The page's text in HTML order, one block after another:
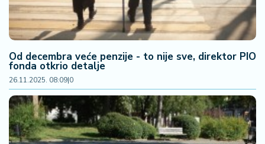
Od decembra veće penzije - to nije sve, direktor PIO
fonda otkrio detalje
26.11.2025. 08:09|0